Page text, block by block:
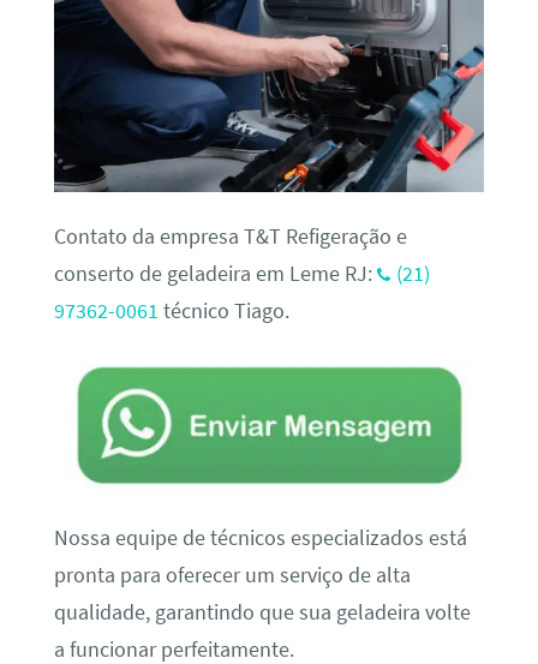
Contato da empresa T&T Refigeração e
conserto de geladeira em Leme RJ:
(21)
97362-0061 técnico Tiago.
Nossa equipe de técnicos especializados está
pronta para oferecer um serviço de alta
qualidade, garantindo que sua geladeira volte
a funcionar perfeitamente.